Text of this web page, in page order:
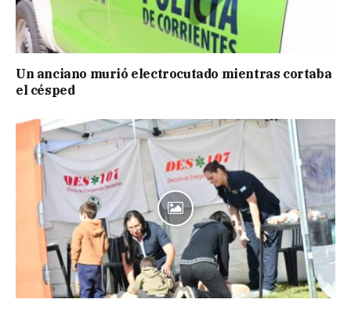
Un anciano murió electrocutado mientras cortaba
el césped